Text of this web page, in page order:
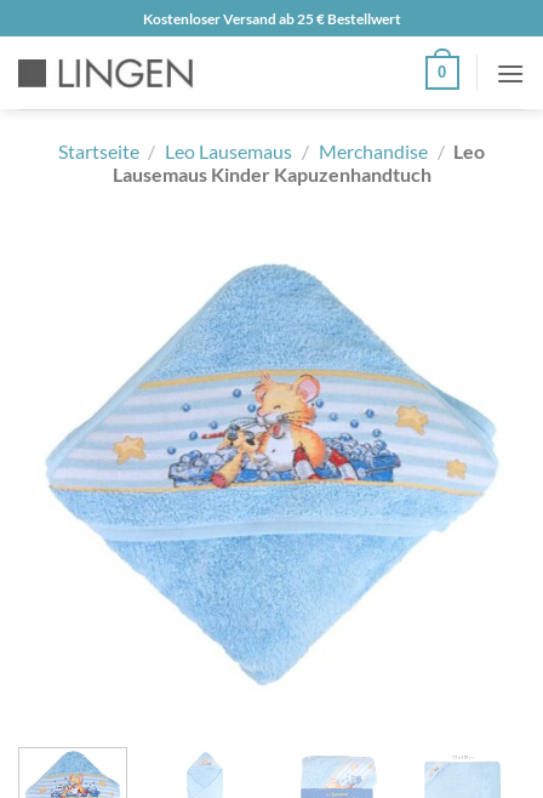
Inhalt
Kostenloser Versand ab 25 € Bestellwert
0
Startseite / Leo Lausemaus / Merchandise / Leo
Lausemaus Kinder Kapuzenhandtuch